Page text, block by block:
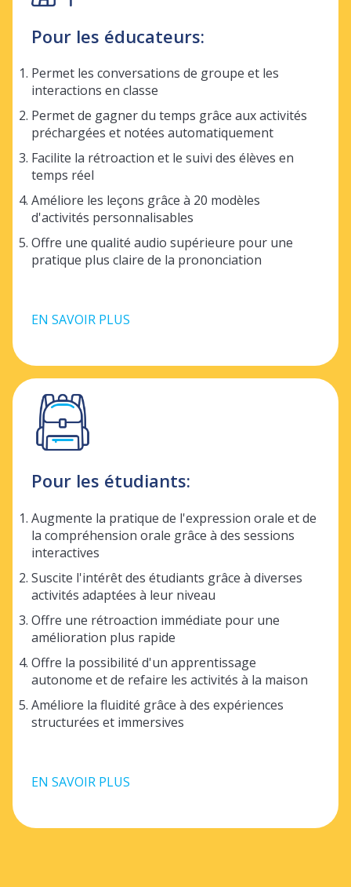
Pour les éducateurs:
Permet les conversations de groupe et les
interactions en classe
Permet de gagner du temps grâce aux activités
préchargées et notées automatiquement
Facilite la rétroaction et le suivi des élèves en
temps réel
Améliore les leçons grâce à 20 modèles
d'activités personnalisables
Offre une qualité audio supérieure pour une
pratique plus claire de la prononciation
EN SAVOIR PLUS
Pour les étudiants:
Augmente la pratique de l'expression orale et de
la compréhension orale grâce à des sessions
interactives
Suscite l'intérêt des étudiants grâce à diverses
activités adaptées à leur niveau
Offre une rétroaction immédiate pour une
amélioration plus rapide
Offre la possibilité d'un apprentissage
autonome et de refaire les activités à la maison
Améliore la fluidité grâce à des expériences
structurées et immersives
EN SAVOIR PLUS